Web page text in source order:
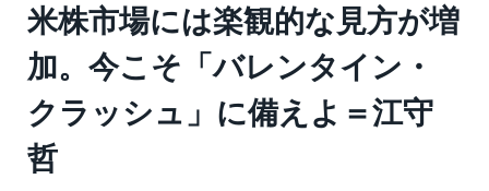
米株市場には楽観的な見方が増
加。今こそ「バレンタイン・
クラッシュ」に備えよ＝江守
哲